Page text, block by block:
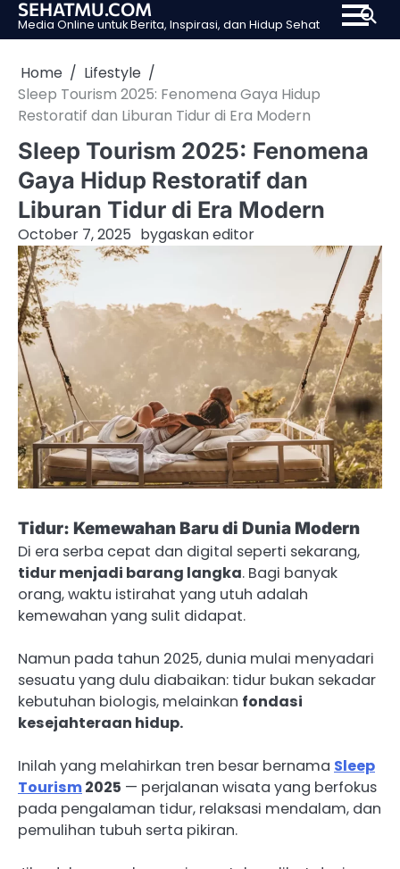
SkipSEHATMU.COM
Media Online untuk Berita, Inspirasi, dan Hidup Sehat
Home
Lifestyle
Sleep Tourism 2025: Fenomena Gaya Hidup
Restoratif dan Liburan Tidur di Era Modern
Sleep Tourism 2025: Fenomena
Gaya Hidup Restoratif dan
Liburan Tidur di Era Modern
October 7, 2025 bygaskan editor
Tidur: Kemewahan Baru di Dunia Modern
Di era serba cepat dan digital seperti sekarang,
tidur menjadi barang langka. Bagi banyak
orang, waktu istirahat yang utuh adalah
kemewahan yang sulit didapat.
Namun pada tahun 2025, dunia mulai menyadari
sesuatu yang dulu diabaikan: tidur bukan sekadar
kebutuhan biologis, melainkan fondasi
kesejahteraan hidup.
Inilah yang melahirkan tren besar bernama Sleep
Tourism2025 — perjalanan wisata yang berfokus
pada pengalaman tidur, relaksasi mendalam, dan
pemulihan tubuh serta pikiran.